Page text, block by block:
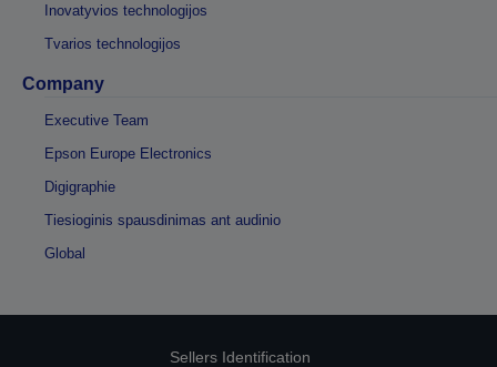
Inovatyvios technologijos
Tvarios technologijos
Company
Executive Team
Epson Europe Electronics
Digigraphie
Tiesioginis spausdinimas ant audinio
Global
Sellers Identification